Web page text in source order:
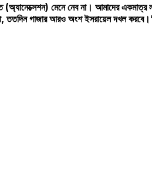
(অ্যানেক্সেশন) মেনে নেব না। আমাদের একমাত্র
না, ততদিন গাজার আরও অংশ ইসরায়েল দখল